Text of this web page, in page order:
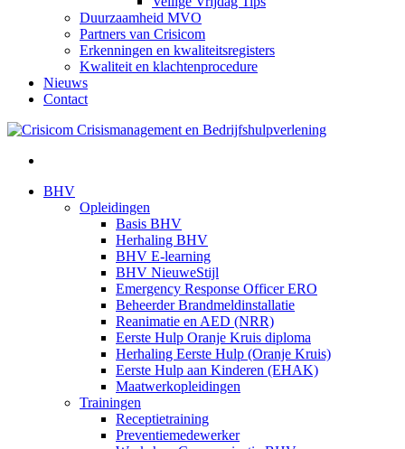
Duurzaamheid MVO
Partners van Crisicom
Erkenningen en kwaliteitsregisters
Kwaliteit en klachtenprocedure
Nieuws
Contact
BHV
Opleidingen
Basis BHV
Herhaling BHV
BHV E-learning
BHV NieuweStijl
Emergency Response Officer ERO
Beheerder Brandmeldinstallatie
Reanimatie en AED (NRR)
Eerste Hulp Oranje Kruis diploma
Herhaling Eerste Hulp (Oranje Kruis)
Eerste Hulp aan Kinderen (EHAK)
Maatwerkopleidingen
Trainingen
Receptietraining
Preventiemedewerker